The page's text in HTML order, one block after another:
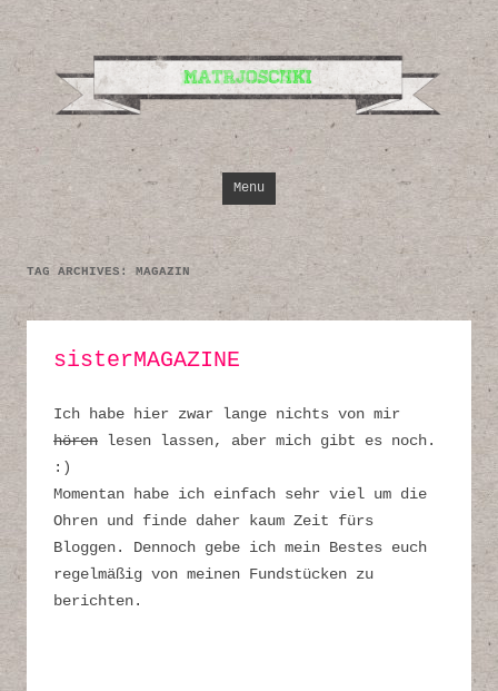
Design,
Menu Skip to content
TAG ARCHIVES:MAGAZIN
sisterMAGAZINE
Ich habe hier zwar lange nichts von mir
hören lesen lassen, aber mich gibt es noch.
:)
Momentan habe ich einfach sehr viel um die
Ohren und finde daher kaum Zeit fürs
Bloggen. Dennoch gebe ich mein Bestes euch
regelmäßig von meinen Fundstücken zu
berichten.